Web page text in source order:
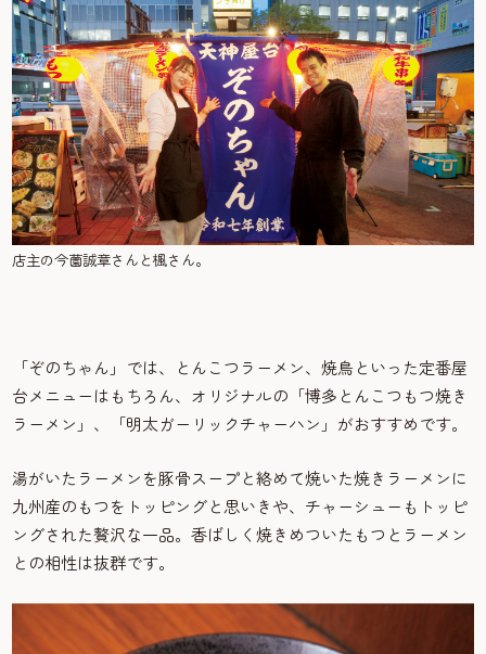
店主の今薗誠章さんと楓さん。
「ぞのちゃん」では、とんこつラーメン、焼鳥といった定番屋
台メニューはもちろん、オリジナルの「博多とんこつもつ焼き
ラーメン」、「明太ガーリックチャーハン」がおすすめです。
湯がいたラーメンを豚骨スープと絡めて焼いた焼きラーメンに
九州産のもつをトッピングと思いきや、チャーシューもトッピ
ングされた贅沢な一品。香ばしく焼きめついたもつとラーメン
との相性は抜群です。